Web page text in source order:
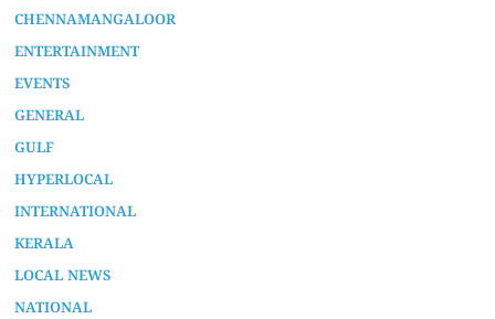
CHENNAMANGALOOR
ENTERTAINMENT
EVENTS
GENERAL
GULF
HYPERLOCAL
INTERNATIONAL
KERALA
LOCAL NEWS
NATIONAL